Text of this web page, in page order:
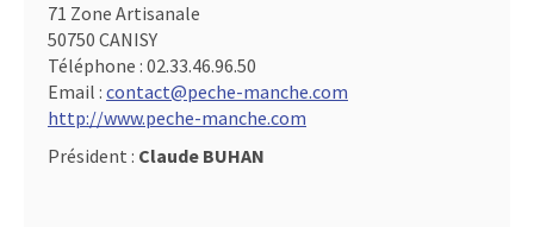
71 Zone Artisanale
50750 CANISY
Téléphone : 02.33.46.96.50
Email : contact@peche-manche.com
http://www.peche-manche.com
Président : Claude BUHAN